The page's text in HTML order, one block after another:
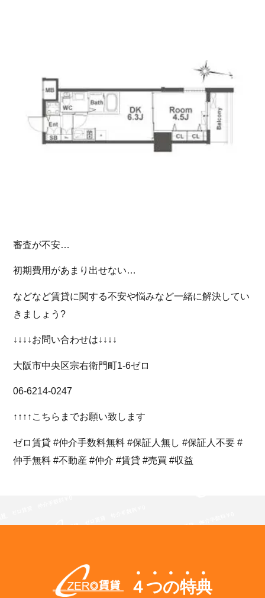
審査が不安…
初期費用があまり出せない…
などなど賃貸に関する不安や悩みなど一緒に解決してい
きましょう?
↓↓↓↓お問い合わせは↓↓↓↓
大阪市中央区宗右衛門町1-6ゼロ
06-6214-0247
↑↑↑↑こちらまでお願い致します
ゼロ賃貸 #仲介手数料無料 #保証人無し #保証人不要 #
仲手無料 #不動産 #仲介 #賃貸 #売買 #収益
４つの特典